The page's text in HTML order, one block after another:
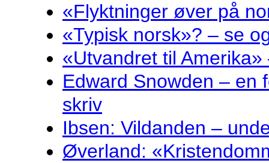
«Flyktninger øver på
«Typisk norsk»? – se
«Utvandret til
Edward Snowden – en
skriv
Ibsen: Vildanden –
Øverland: